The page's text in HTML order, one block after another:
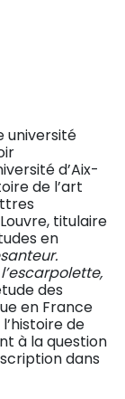
université
d’Aix-
de l’art
titulaire
en
des
en France
de
à la question
dans